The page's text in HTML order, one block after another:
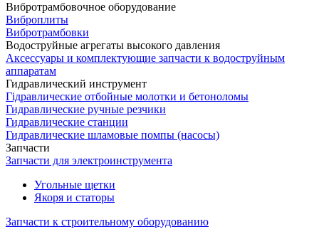
Вибротрамбовочное оборудование
Виброплиты
Вибротрамбовки
Водоструйные агрегаты высокого давления
Аксессуары и комплектующие запчасти к водоструйным
аппаратам
Гидравлический инструмент
Гідравлические отбойные молотки и бетоноломы
Гидравлические ручные резчики
Гидравлические станции
Гидравлические шламовые помпы (насосы)
Запчасти
Запчасти для электроинструмента
Угольные щетки
Якоря и статоры
Запчасти к строительному оборудованию